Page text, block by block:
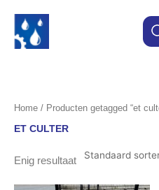
inhoud
Home / Producten getagged “et
ET CULTER
Enig resultaat